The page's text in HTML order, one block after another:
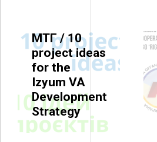
МТГ / 10
project ideas
for the
Izyum VA
Development
Strategy
MASTER PLAN
DEVELOPMENT
Ескізна